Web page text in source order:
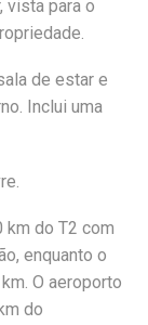
vista para o
de estar e
Inclui uma
km do T2 com
enquanto o
O aeroporto
do